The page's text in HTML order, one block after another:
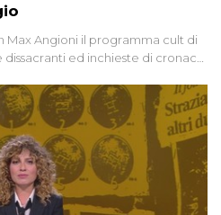
Max Angioni il programma cult di
ed inchieste di cronaca